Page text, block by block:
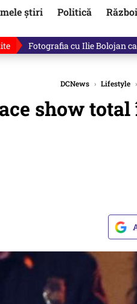
știri Politică Război
Lucruri neștiute despre
DCNews › Lifestyle ›
show